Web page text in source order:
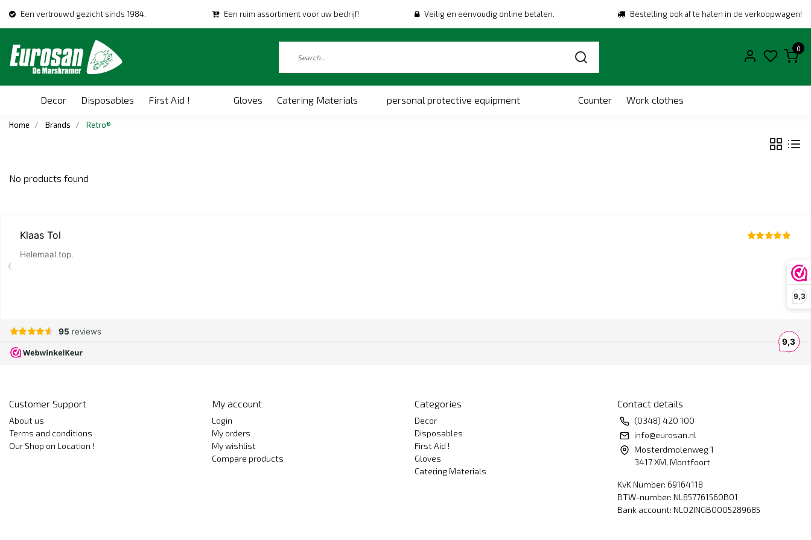
9,3
Een vertrouwd gezicht sinds 1984. Een ruim assortiment voor uw bedrijf! Veilig en eenvoudig online betalen. Bestelling ook af te halen in de verkoopwagen!
0
Decor Disposables First Aid ! Gloves Catering Materials personal protective equipment Counter Work clothes
Home Brands Retro®
No products found
Customer Support
About us
Terms and conditions
Our Shop on Location !
My account
Login
My orders
My wishlist
Compare products
Categories
Decor
Disposables
First Aid !
Gloves
Catering Materials
Contact details
(0348) 420 100
info@eurosan.nl
Mosterdmolenweg 1
3417 XM, Montfoort
KvK Number: 69164118
BTW-number: NL857761560B01
Bank account: NL02INGB0005289685